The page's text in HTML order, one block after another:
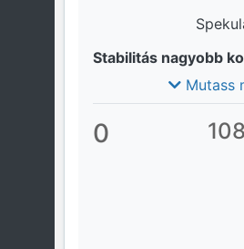
Stabilitás nagyobb
Mutass
0 108